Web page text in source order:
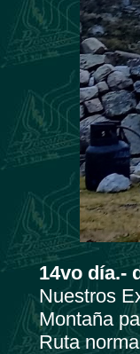
14vo día.-
Nuestros
Montaña
Ruta